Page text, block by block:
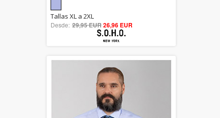
5.00
out of 5
Tallas XL a 2XL
Desde: 29,95 EUR26,96 EUR